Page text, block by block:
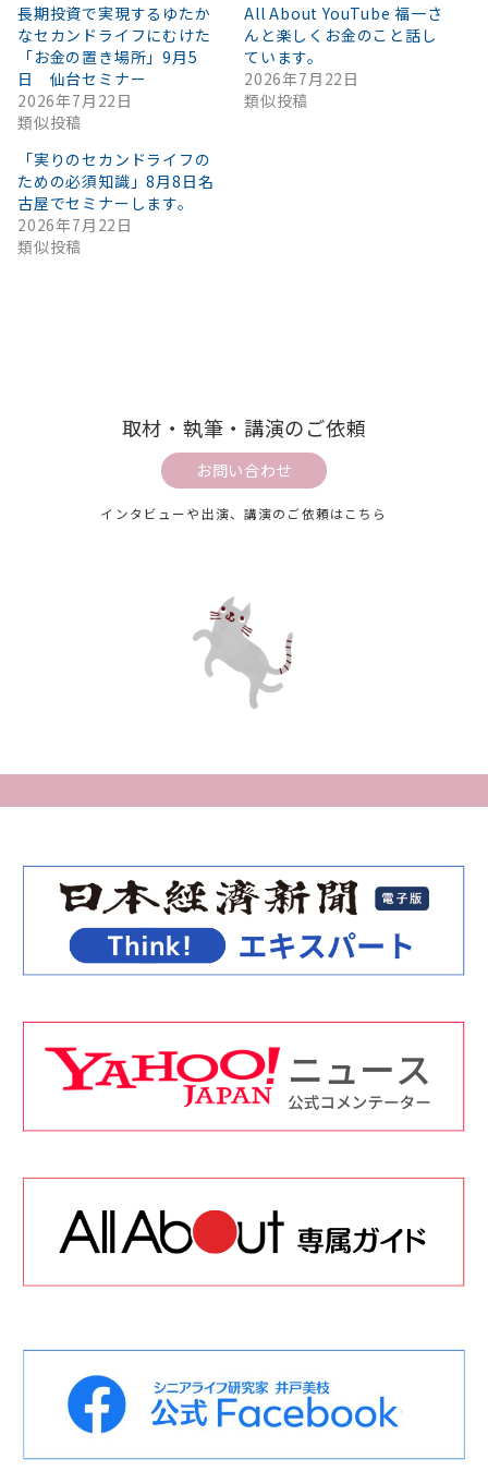
長期投資で実現するゆたか
なセカンドライフにむけた
「お金の置き場所」9月5
日 仙台セミナー
2026年7月22日
類似投稿
All About YouTube 福一さ
んと楽しくお金のこと話し
ています。
2026年7月22日
類似投稿
「実りのセカンドライフの
ための必須知識」8月8日名
古屋でセミナーします。
2026年7月22日
類似投稿
取材・執筆・講演のご依頼
お問い合わせ
インタビューや出演、講演のご依頼はこちら